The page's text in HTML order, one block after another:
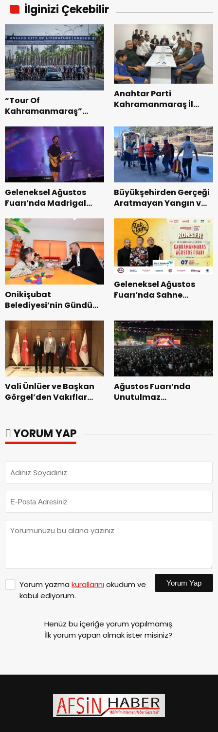
İlginizi Çekebilir
“Tour Of
Kahramanmaraş”
Bisikleti Turnuvası
Tamamlandı.
Anahtar Parti
Kahramanmaraş İl
Teşkilatı ile buluştu.
Geleneksel Ağustos
Fuarı’nda Madrigal
Büyükşehirden Gerçeği
Aratmayan Yangın ve
Onikişubat
Belediyesi’nin Gündüz
dönemin ön kayıtları
başladı.
Geleneksel Ağustos
Fuarı’nda Sahne
Vali Ünlüer ve Başkan
Görgel’den Vakıflar
Ağustos Fuarı’nda
Unutulmaz
YORUM YAP
Yorum yazma kurallarınıokudum ve
kabul ediyorum.
Yorum Yap
Henüz bu içeriğe yorum yapılmamış.
İlk yorum yapan olmak ister misiniz?